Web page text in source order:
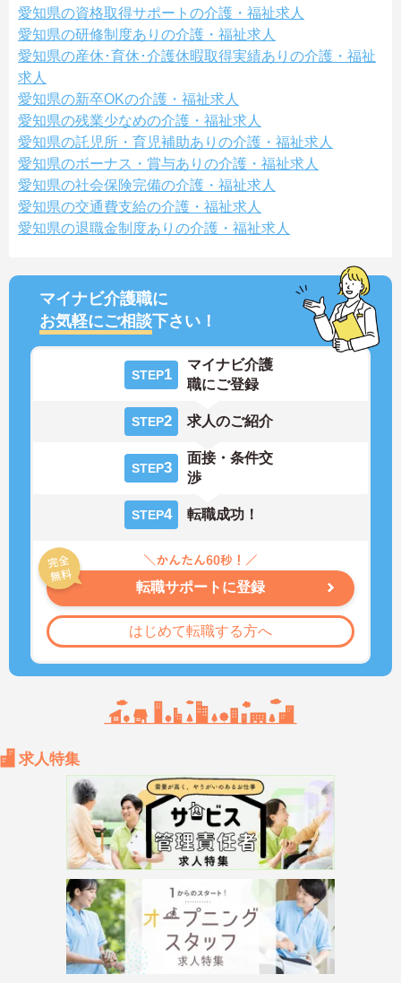
愛知県の資格取得サポートの介護・福祉求人
愛知県の研修制度ありの介護・福祉求人
愛知県の産休･育休･介護休暇取得実績ありの介護・福祉
求人
愛知県の新卒OKの介護・福祉求人
愛知県の残業少なめの介護・福祉求人
愛知県の託児所・育児補助ありの介護・福祉求人
愛知県のボーナス・賞与ありの介護・福祉求人
愛知県の社会保険完備の介護・福祉求人
愛知県の交通費支給の介護・福祉求人
愛知県の退職金制度ありの介護・福祉求人
マイナビ介護職に
お気軽にご相談下さい！
STEP1
マイナビ介護
職にご登録
STEP2 求人のご紹介
STEP3
面接・条件交
渉
STEP4 転職成功！
転職サポートに登録
はじめて転職する方へ
求人特集